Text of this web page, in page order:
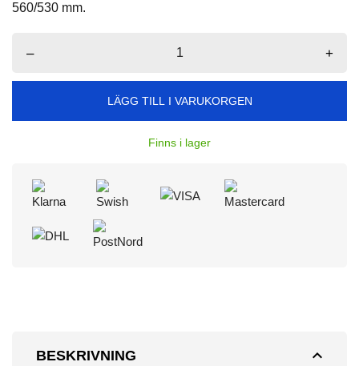
560/530 mm.
– +
LÄGG TILL I VARUKORGEN
Finns i lager
expand_less
BESKRIVNING